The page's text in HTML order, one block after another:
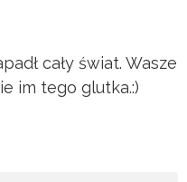
cały świat. Wasze
im tego glutka.:)